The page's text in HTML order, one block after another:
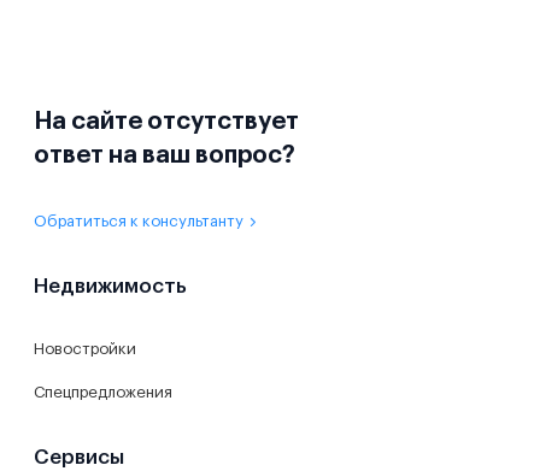
На сайте отсутствует
ответ на ваш вопрос?
Обратиться к консультанту
Недвижимость
Новостройки
Спецпредложения
Сервисы